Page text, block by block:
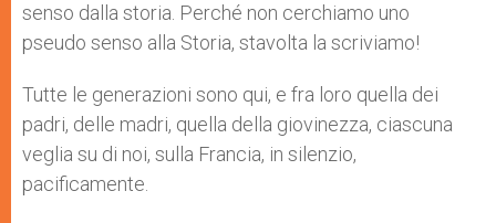
senso dalla storia. Perché non cerchiamo uno
pseudo senso alla Storia, stavolta la scriviamo!
Tutte le generazioni sono qui, e fra loro quella dei
padri, delle madri, quella della giovinezza, ciascuna
veglia su di noi, sulla Francia, in silenzio,
pacificamente.